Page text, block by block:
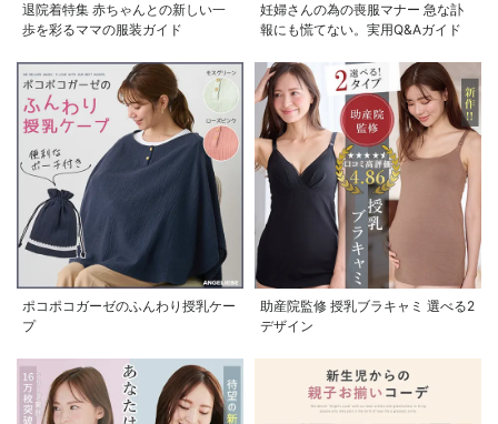
退院着特集 赤ちゃんとの新しい一
歩を彩るママの服装ガイド
妊婦さんの為の喪服マナー 急な訃
報にも慌てない。実用Q&Aガイド
ポコポコガーゼのふんわり授乳ケー
プ
助産院監修 授乳ブラキャミ 選べる2
デザイン